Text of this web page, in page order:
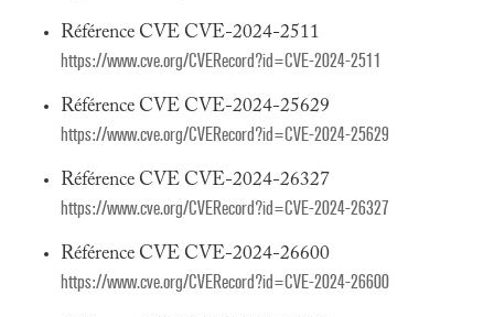
Référence CVE CVE-2024-2511
https://www.cve.org/CVERecord?id=CVE-2024-2511
Référence CVE CVE-2024-25629
https://www.cve.org/CVERecord?id=CVE-2024-25629
Référence CVE CVE-2024-26327
https://www.cve.org/CVERecord?id=CVE-2024-26327
Référence CVE CVE-2024-26600
https://www.cve.org/CVERecord?id=CVE-2024-26600